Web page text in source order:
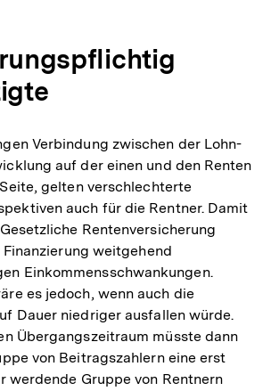
Verbindung zwischen der Lohn-
auf der einen und den Renten
gelten verschlechterte
auch für die Rentner. Damit
Rentenversicherung
weitgehend
Einkommensschwankungen.
es jedoch, wenn auch die
Dauer niedriger ausfallen würde.
Übergangszeitraum müsste dann
von Beitragszahlern eine erst
werdende Gruppe von Rentnern